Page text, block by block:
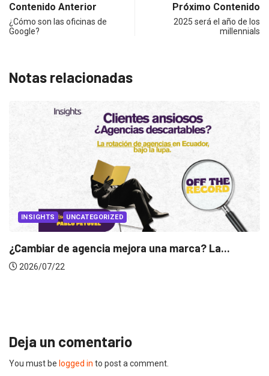
Contenido Anterior
¿Cómo son las oficinas de
Google?
Próximo Contenido
2025 será el año de los
millennials
Notas relacionadas
INSIGHTS
Deja un comentario
You must be logged in to post a comment.